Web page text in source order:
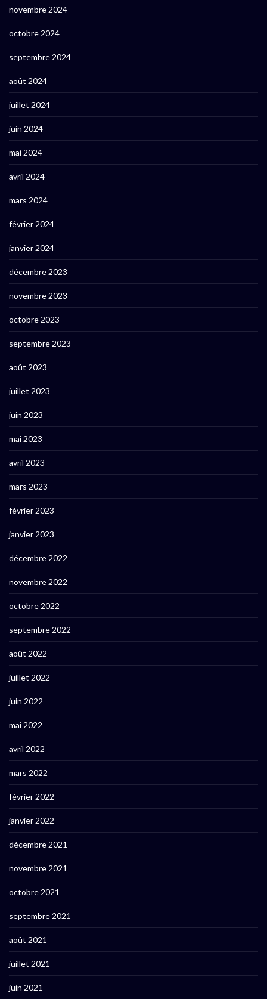
novembre 2024
octobre 2024
septembre 2024
août 2024
juillet 2024
juin 2024
mai 2024
avril 2024
mars 2024
février 2024
janvier 2024
décembre 2023
novembre 2023
octobre 2023
septembre 2023
août 2023
juillet 2023
juin 2023
mai 2023
avril 2023
mars 2023
février 2023
janvier 2023
décembre 2022
novembre 2022
octobre 2022
septembre 2022
août 2022
juillet 2022
juin 2022
mai 2022
avril 2022
mars 2022
février 2022
janvier 2022
décembre 2021
novembre 2021
octobre 2021
septembre 2021
août 2021
juillet 2021
juin 2021